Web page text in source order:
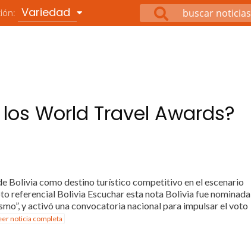
Variedad
World Travel Awards?
Bolivia como destino turístico competitivo en el escenario
referencial Bolivia Escuchar esta nota Bolivia fue nominada
y activó una convocatoria nacional para impulsar el voto
noticia completa